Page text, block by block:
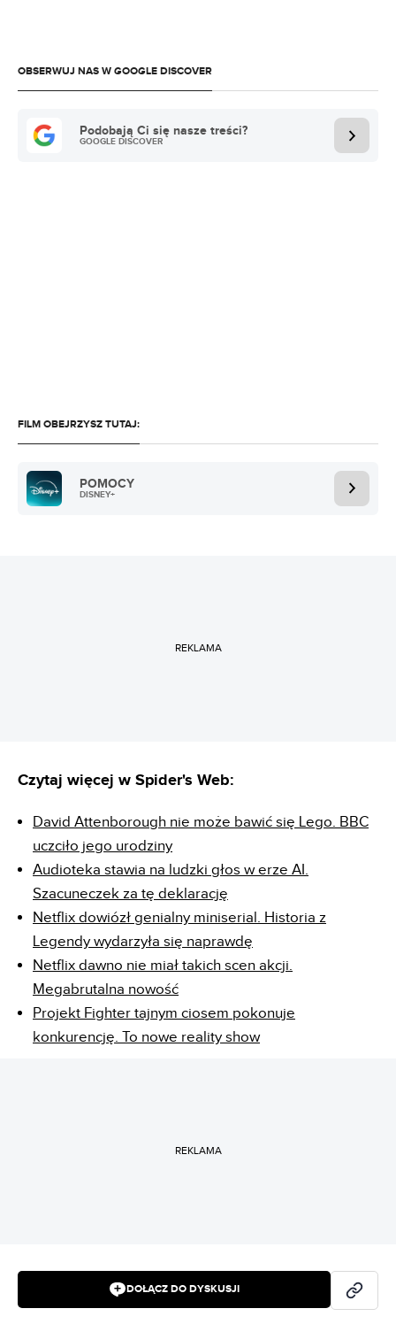
OBSERWUJ NAS W GOOGLE DISCOVER
Podobają Ci się nasze treści?
GOOGLE DISCOVER
FILM OBEJRZYSZ TUTAJ:
POMOCY
DISNEY+
REKLAMA
Czytaj więcej w Spider's Web:
David Attenborough nie może bawić się Lego. BBC
uczciło jego urodziny
Audioteka stawia na ludzki głos w erze AI.
Szacuneczek za tę deklarację
Netflix dowiózł genialny miniserial. Historia z
Legendy wydarzyła się naprawdę
Netflix dawno nie miał takich scen akcji.
Megabrutalna nowość
Projekt Fighter tajnym ciosem pokonuje
konkurencję. To nowe reality show
REKLAMA
DOŁĄCZ DO DYSKUSJI